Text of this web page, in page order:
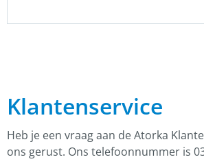
Klantenservice
Heb je een vraag aan de Atorka
ons gerust. Ons telefoonnummer is